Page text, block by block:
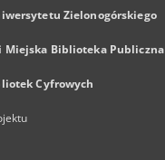
Zielonogórskiego
Miejska Biblioteka Publiczna
Cyfrowych